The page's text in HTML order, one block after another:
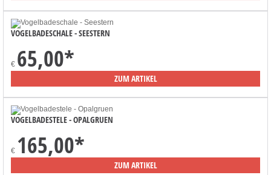
VOGELBADESCHALE - SEESTERN
€ 65,00*
ZUM ARTIKEL
VOGELBADESTELE - OPALGRUEN
€ 165,00*
ZUM ARTIKEL